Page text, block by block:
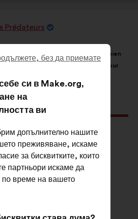
Prédateurs
et ses milieux soient vus comme un bien
ne pourra prendre des décisions pour
получи:
1062
18
89
Въздържал
се
:
8%
Това
предложение
Няма мнение
:пъти
Не се разбира
:пъти
Безразличен
:пъти
без да приемате
си в Make.org,
на
ви
допълнително нашите
преживяване, искаме
за бисквитките, които
партньори искаме да
по време на вашето